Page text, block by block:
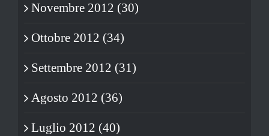
Novembre 2012 (30)
Ottobre 2012 (34)
Settembre 2012 (31)
Agosto 2012 (36)
Luglio 2012 (40)